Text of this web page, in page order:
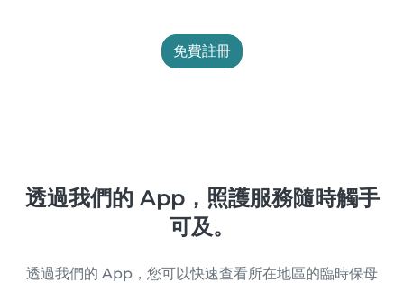
免費註冊
透過我們的 App，照護服務隨時觸手
可及。
透過我們的 App，您可以快速查看所在地區的臨時保母